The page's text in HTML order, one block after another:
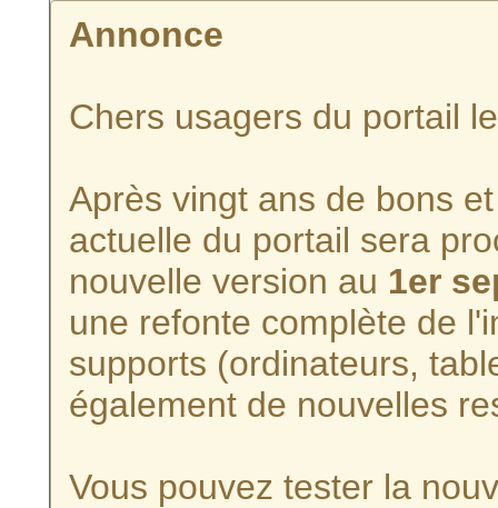
Annonce
Chers usagers du portail
Après vingt ans de bons
actuelle du portail sera
nouvelle version au 1er
une refonte complète de
supports (ordinateurs,
également de nouvelles
Vous pouvez tester la